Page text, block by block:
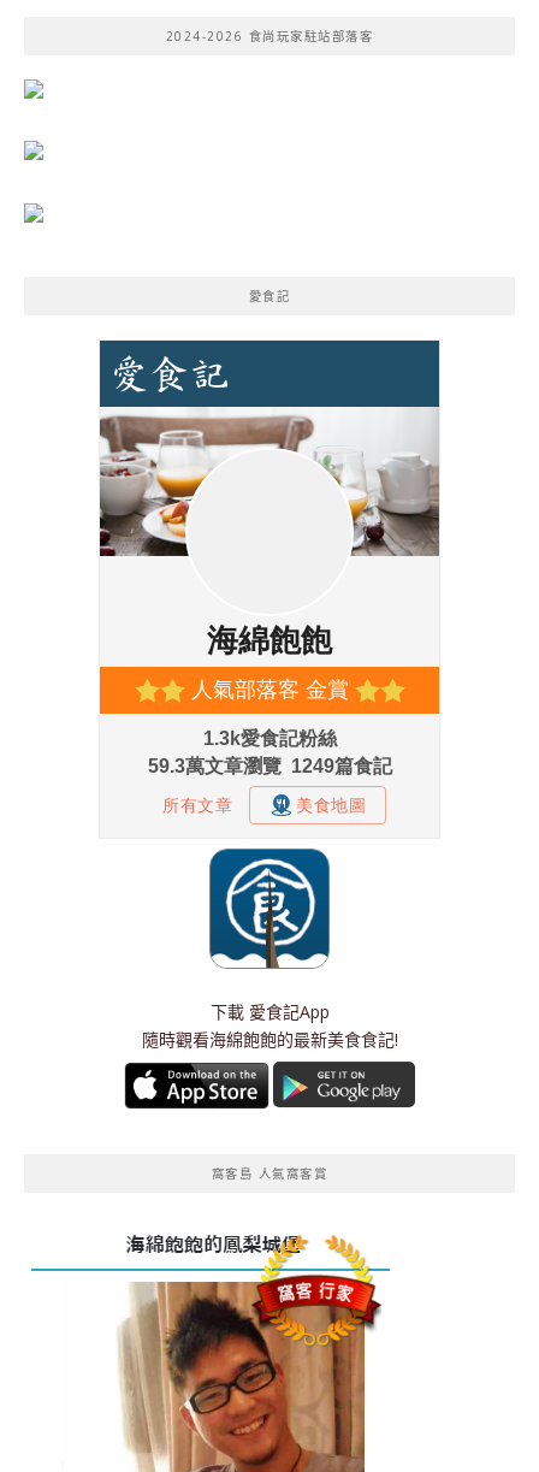
2024-2026 食尚玩家駐站部落客
愛食記
下載 愛食記App
隨時觀看海綿飽飽的最新美食食記!
窩客島 人氣窩客賞